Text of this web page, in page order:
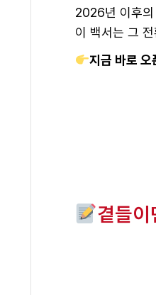
2026년 이후의
이 백서는 그
지금 바로 오
곁들